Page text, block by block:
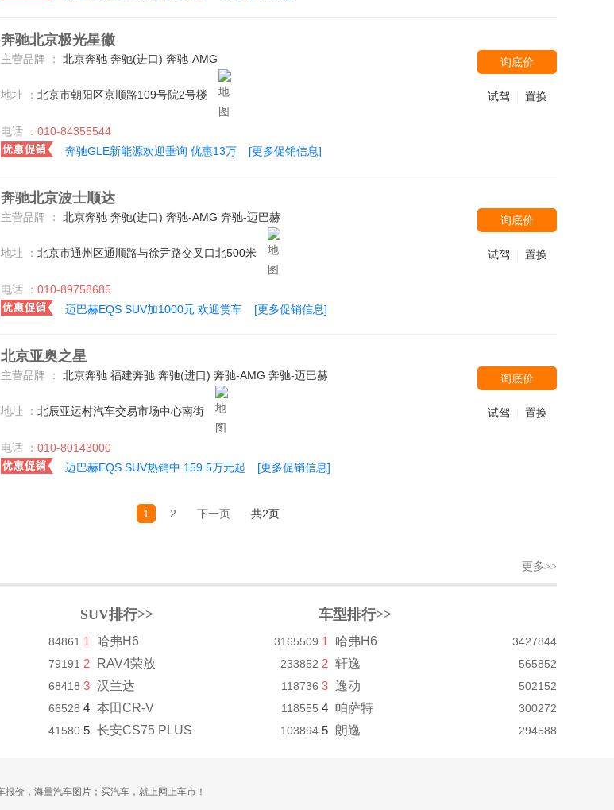
奔驰北京极光星徽
主营品牌 ： 北京奔驰 奔驰(进口) 奔驰-AMG
地址 ： 北京市朝阳区京顺路109号院2号楼
电话 ： 010-84355544
奔驰GLE新能源欢迎垂询 优惠13万
[更多促销信息]
询底价
试驾 置换
奔驰北京波士顺达
主营品牌 ： 北京奔驰 奔驰(进口) 奔驰-AMG 奔驰-迈巴赫
地址 ： 北京市通州区通顺路与徐尹路交叉口北500米
电话 ： 010-89758685
迈巴赫EQS SUV加1000元 欢迎赏车
[更多促销信息]
询底价
试驾 置换
北京亚奥之星
主营品牌 ： 北京奔驰 福建奔驰 奔驰(进口) 奔驰-AMG 奔驰-迈巴赫
地址 ： 北辰亚运村汽车交易市场中心南街
电话 ： 010-80143000
迈巴赫EQS SUV热销中 159.5万元起
[更多促销信息]
询底价
试驾 置换
1 2 下一页 共2页
更多>>
84861
79191
68418
66528
41580
SUV排行>>
1 哈弗H6 3165509
2 RAV4荣放 233852
3 汉兰达 118736
4 本田CR-V 118555
5 长安CS75 PLUS 103894
车型排行>>
1 哈弗H6 3427844
2 轩逸 565852
3 逸动 502152
4 帕萨特 300272
5 朗逸 294588